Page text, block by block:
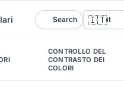
Search 🇮🇹it
CONTROLLO DEL
CONTRASTO DEI
COLORI